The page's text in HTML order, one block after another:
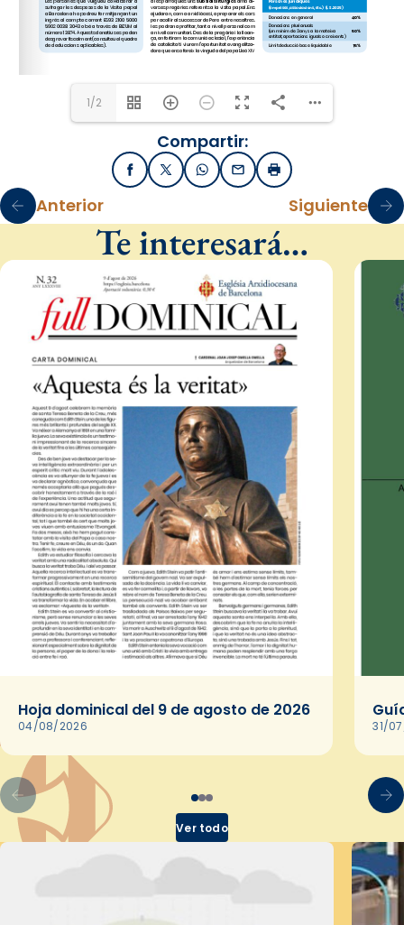
1/2
Compartir:
FacebookX / TwitterWhatsApp
EmailImprimir
Anterior Siguiente
Te interesará…
Hoja dominical del 9 de agosto de 2026
04/08/2026 31/
Ver todo